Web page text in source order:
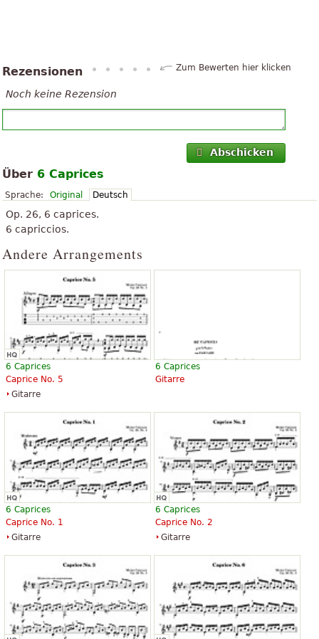
Rezensionen Zum Bewerten hier klicken
Noch keine Rezension
Abschicken
Über 6 Caprices
Sprache: Original Deutsch
Op. 26, 6 caprices.
6 capriccios.
Andere Arrangements
6 Caprices
Caprice No. 5
Gitarre
6 Caprices
Gitarre
6 Caprices
Caprice No. 1
Gitarre
6 Caprices
Caprice No. 2
Gitarre